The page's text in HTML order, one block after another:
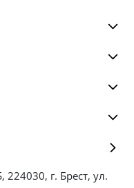
г. Брест, ул.